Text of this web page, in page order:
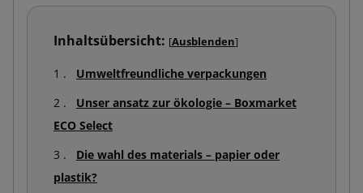
Inhaltsübersicht: [Ausblenden]
Umweltfreundliche verpackungen
Unser ansatz zur ökologie – Boxmarket
ECO Select
Die wahl des materials – papier oder
plastik?